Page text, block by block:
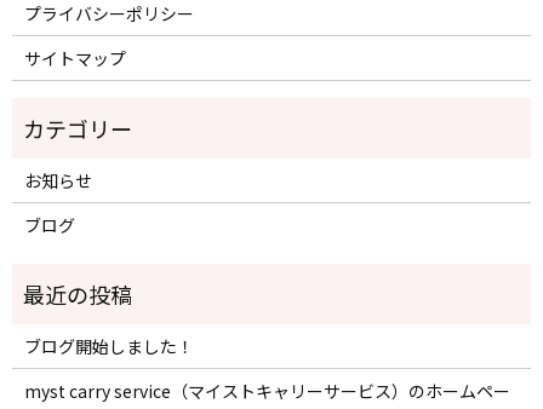
プライバシーポリシー
サイトマップ
お知らせ
ブログ
ブログ開始しました！
myst carry service（マイストキャリーサービス）のホームペー